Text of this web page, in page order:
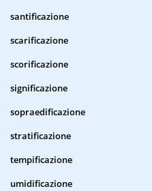
santificazione
scarificazione
scorificazione
significazione
sopraedificazione
stratificazione
tempificazione
umidificazione